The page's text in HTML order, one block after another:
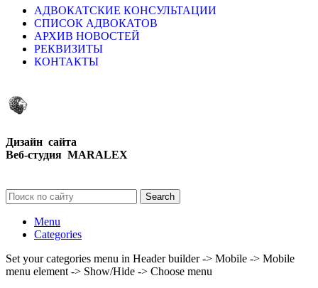
АДВОКАТСКИЕ КОНСУЛЬТАЦИИ
СПИСОК АДВОКАТОВ
АРХИВ НОВОСТЕЙ
РЕКВИЗИТЫ
КОНТАКТЫ
Дизайн сайта
Веб-студия MARALEX
Search
Menu
Categories
Set your categories menu in Header builder -> Mobile -> Mobile
menu element -> Show/Hide -> Choose menu